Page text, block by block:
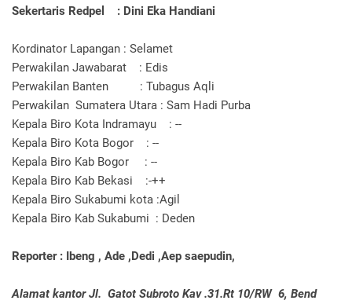
Sekertaris Redpel : Dini Eka Handiani
Kordinator Lapangan : Selamet
Perwakilan Jawabarat : Edis
Perwakilan Banten : Tubagus Aqli
Perwakilan Sumatera Utara : Sam Hadi Purba
Kepala Biro Kota Indramayu : --
Kepala Biro Kota Bogor : --
Kepala Biro Kab Bogor : --
Kepala Biro Kab Bekasi :-++
Kepala Biro Sukabumi kota :Agil
Kepala Biro Kab Sukabumi : Deden
Reporter : Ibeng , Ade ,Dedi ,Aep saepudin,
Alamat kantor Jl. Gatot Subroto Kav .31.Rt 10/RW 6, Bend